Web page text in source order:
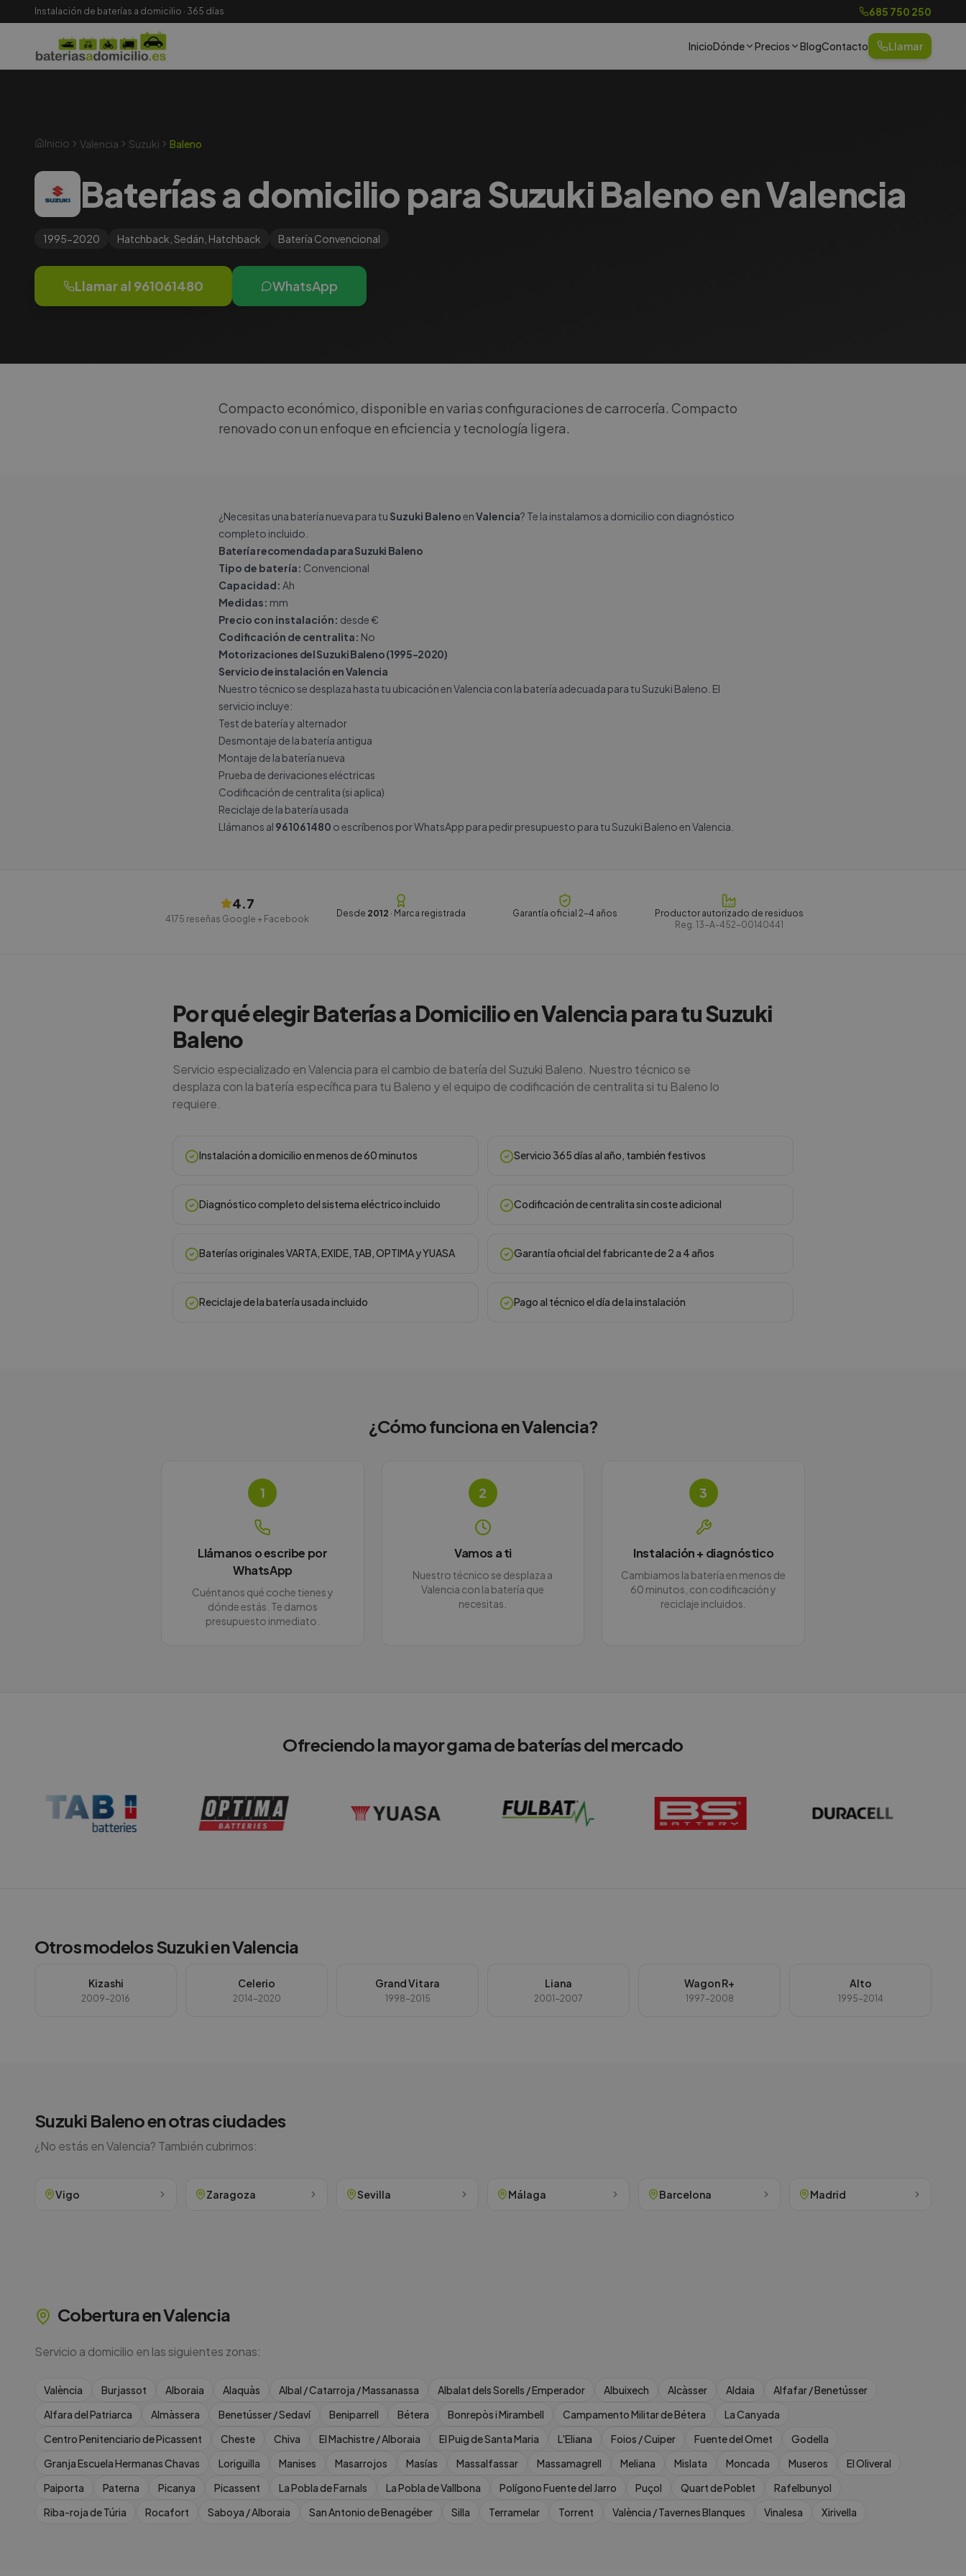
Instalación de baterías a domicilio · 365 días 685 750 250
InicioDónde Precios BlogContacto Llamar
Inicio Valencia Suzuki Baleno
Baterías a domicilio para Suzuki Baleno en Valencia
1995-2020 Hatchback, Sedán, Hatchback Batería Convencional
Llamar al 961061480 WhatsApp
Compacto económico, disponible en varias configuraciones de carrocería. Compacto
renovado con un enfoque en eficiencia y tecnología ligera.
¿Necesitas una batería nueva para tu Suzuki BalenoenValencia? Te la instalamos a domicilio con diagnóstico
completo incluido.
Batería recomendada para Suzuki Baleno
Tipo de batería: Convencional
Capacidad: Ah
Medidas: mm
Precio con instalación: desde €
Codificación de centralita: No
Motorizaciones del Suzuki Baleno (1995-2020)
Servicio de instalación en Valencia
Nuestro técnico se desplaza hasta tu ubicación en Valencia con la batería adecuada para tu Suzuki Baleno. El
servicio incluye:
Test de batería y alternador
Desmontaje de la batería antigua
Montaje de la batería nueva
Prueba de derivaciones eléctricas
Codificación de centralita (si aplica)
Reciclaje de la batería usada
Llámanos al 961061480 o escríbenos porWhatsApp para pedir presupuesto para tu Suzuki Baleno en Valencia.
4.7
4175 reseñas Google + Facebook
Desde 2012 · Marca registrada Garantía oficial 2-4 años
Productor autorizado de residuos
Reg. 13-A-452-00140441
Por qué elegir Baterías a Domicilio en Valencia para tu Suzuki
Baleno
Servicio especializado en Valencia para el cambio de batería del Suzuki Baleno. Nuestro técnico se
desplaza con la batería específica para tu Baleno y el equipo de codificación de centralita si tu Baleno lo
requiere.
Instalación a domicilio en menos de 60 minutos Servicio 365 días al año, también festivos
Diagnóstico completo del sistema eléctrico incluido Codificación de centralita sin coste adicional
Baterías originales VARTA, EXIDE, TAB, OPTIMA y YUASA Garantía oficial del fabricante de 2 a 4 años
Reciclaje de la batería usada incluido Pago al técnico el día de la instalación
¿Cómo funciona enValencia?
1
Llámanos o escribe por
WhatsApp
Cuéntanos qué coche tienes y
dónde estás. Te damos
presupuesto inmediato.
2
Vamos a ti
Nuestro técnico se desplaza a
Valencia con la batería que
necesitas.
3
Instalación + diagnóstico
Cambiamos la batería en menos de
60 minutos, con codificación y
reciclaje incluidos.
Ofreciendo la mayor gama de baterías del mercado
Otros modelosSuzukienValencia
Kizashi
2009-2016
Celerio
2014-2020
Grand Vitara
1998-2015
Liana
2001-2007
Wagon R+
1997-2008
Alto
1995-2014
Suzuki Balenoen otras ciudades
¿No estás enValencia? También cubrimos:
Vigo Zaragoza Sevilla Málaga Barcelona Madrid
Cobertura enValencia
Servicio a domicilio en las siguientes zonas:
València Burjassot Alboraia Alaquàs Albal / Catarroja / Massanassa Albalat dels Sorells / Emperador Albuixech Alcàsser Aldaia
Alfafar / Benetússer
Alfara del Patriarca
Almàssera Benetússer / Sedaví Beniparrell Bétera Bonrepòs i Mirambell Campamento Militar de Bétera
La Canyada
Centro Penitenciario de Picassent
Cheste Chiva El Machistre / Alboraia El Puig de Santa Maria L'Eliana Foios / Cuiper Fuente del Omet
Godella
Granja Escuela Hermanas Chavas
Loriguilla Manises Masarrojos Masías Massalfassar Massamagrell Meliana Mislata Moncada Museros
El Oliveral
Paiporta
Paterna Picanya Picassent La Pobla de Farnals La Pobla de Vallbona Polígono Fuente del Jarro Puçol Quart de Poblet
Rafelbunyol
Riba-roja de Túria
Rocafort Saboya / Alboraia San Antonio de Benagéber Silla Terramelar Torrent València / Tavernes Blanques Vinalesa Xirivella